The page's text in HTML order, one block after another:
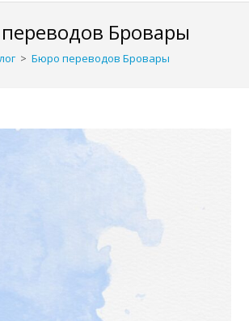
Бровары
> Бюро переводов Бровары